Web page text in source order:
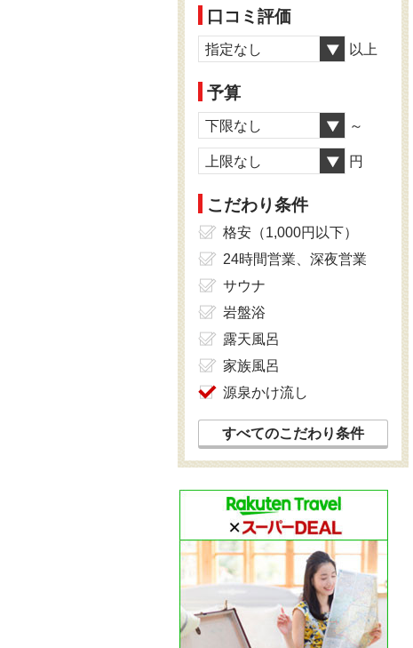
口コミ評価
指定なし 以上
予算
下限なし ～
上限なし 円
こだわり条件
格安（1,000円以下）
24時間営業、深夜営業
サウナ
岩盤浴
露天風呂
家族風呂
源泉かけ流し
すべてのこだわり条件